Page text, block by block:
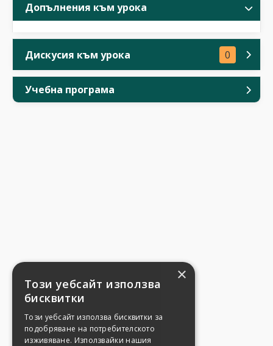
Допълнения към урока
Дискусия към урока 0
Учебна програма
×
Този уебсайт използва
бисквитки
Този уебсайт използва бисквитки за
подобряване на потребителското
изживяване. Използвайки нашия